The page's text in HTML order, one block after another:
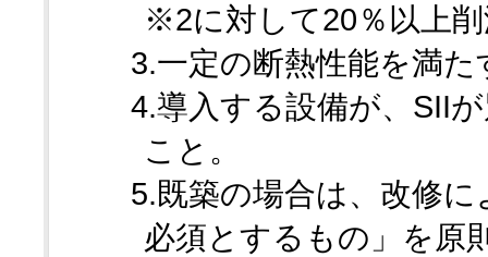
※2に対して20％以上
3.一定の断熱性能を満た
4.導入する設備が、SII
こと。
5.既築の場合は、改修
必須とするもの」を原